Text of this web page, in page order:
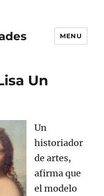
MENU
Un
Un
historiador
de artes,
afirma que
el modelo